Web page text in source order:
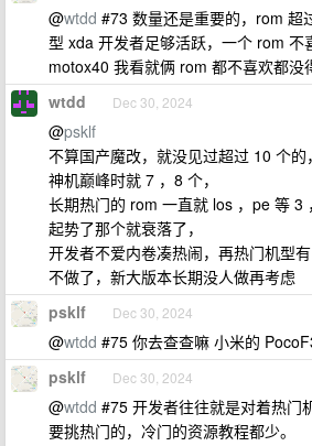
@wtdd #73 数量还是重要的，rom 超
型 xda 开发者足够活跃，一个 rom 不
motox40 我看就俩 rom 都不喜欢都没
wtdd Dec 30, 2024
@psklf
不算国产魔改，就没见过超过 10 个
神机巅峰时就 7 ，8 个，
长期热门的 rom 一直就 los ，pe 等 3
起势了那个就衰落了，
开发者不爱内卷凑热闹，再热门机型
不做了，新大版本长期没人做再考虑
psklf Dec 30, 2024
@wtdd #75 你去查查嘛 小米的
psklf Dec 30, 2024
@wtdd #75 开发者往往就是对着热门
要挑热门的，冷门的资源教程都少。